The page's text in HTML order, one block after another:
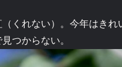
くれない）。今年はきれ
つからない。